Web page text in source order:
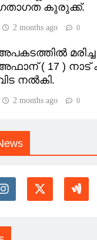
കുരുക്ക്.
2 months ago 0
( 17 ) നാട്
നൽകി.
2 months ago 0